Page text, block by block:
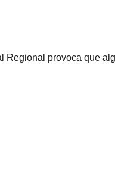
Regional provoca que